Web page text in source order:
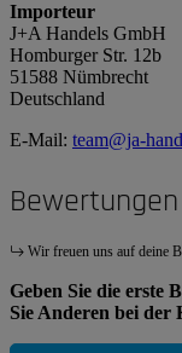
Importeur
J+A Handels GmbH
Homburger Str. 12b
51588 Nümbrecht
Deutschland
E-Mail: team@ja-
Bewertungen
Wir freuen uns auf deine
Geben Sie die erste
Sie Anderen bei der